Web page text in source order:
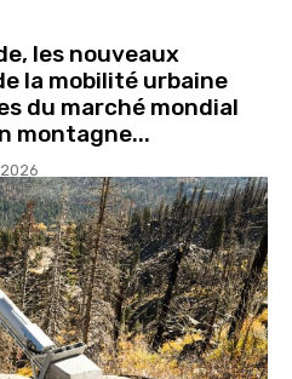
les nouveaux
la mobilité urbaine
du marché mondial
montagne...